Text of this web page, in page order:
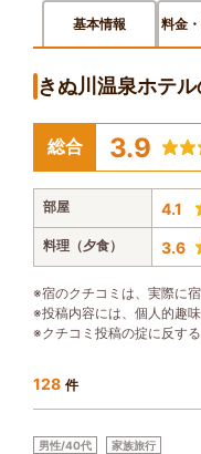
基本情報 料金
きぬ川温泉ホテ
総合 3.9
部屋 4.1
料理（夕食） 3.6
※宿のクチコミは、実際に
※投稿内容には、個人的趣
※クチコミ投稿の掟に反す
128 件
男性/40代 家族旅行